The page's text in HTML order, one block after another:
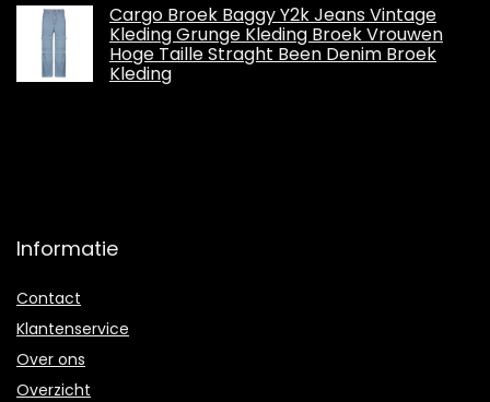
Cargo Broek Baggy Y2k Jeans Vintage
Kleding Grunge Kleding Broek Vrouwen
Hoge Taille Straght Been Denim Broek
Kleding
Informatie
Contact
Klantenservice
Over ons
Overzicht